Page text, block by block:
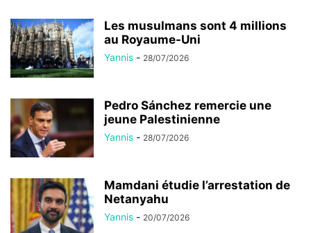
Les musulmans sont 4 millions
au Royaume-Uni
Yannis - 28/07/2026
Pedro Sánchez remercie une
jeune Palestinienne
Yannis - 28/07/2026
Mamdani étudie l’arrestation de
Netanyahu
Yannis - 20/07/2026